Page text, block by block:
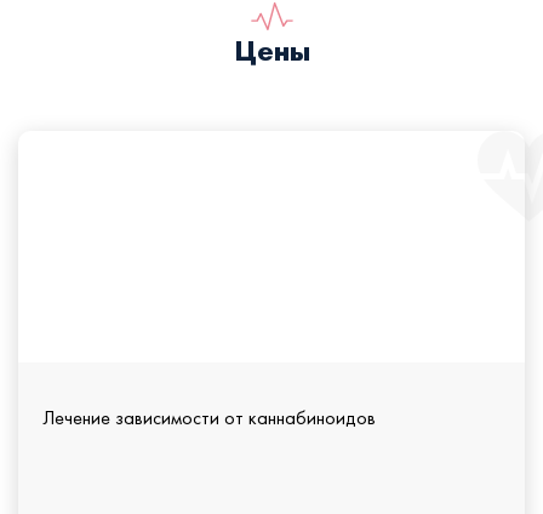
Цены
Лечение зависимости от каннабиноидов